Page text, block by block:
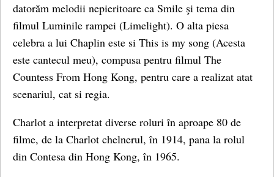
datorăm melodii nepieritoare ca Smile şi tema din
filmul Luminile rampei (Limelight). O alta piesa
celebra a lui Chaplin este si This is my song (Acesta
este cantecul meu), compusa pentru filmul The
Countess From Hong Kong, pentru care a realizat atat
scenariul, cat si regia.
Charlot a interpretat diverse roluri în aproape 80 de
filme, de la Charlot chelnerul, în 1914, pana la rolul
din Contesa din Hong Kong, în 1965.